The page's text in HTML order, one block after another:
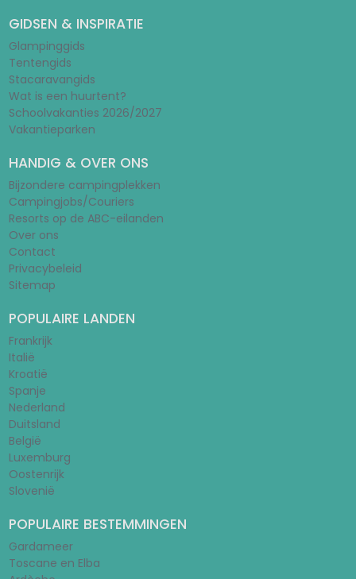
GIDSEN & INSPIRATIE
Glampinggids
Tentengids
Stacaravangids
Wat is een huurtent?
Schoolvakanties 2026/2027
Vakantieparken
HANDIG & OVER ONS
Bijzondere campingplekken
Campingjobs/Couriers
Resorts op de ABC-eilanden
Over ons
Contact
Privacybeleid
Sitemap
POPULAIRE LANDEN
Frankrijk
Italië
Kroatië
Spanje
Nederland
Duitsland
België
Luxemburg
Oostenrijk
Slovenië
POPULAIRE BESTEMMINGEN
Gardameer
Toscane en Elba